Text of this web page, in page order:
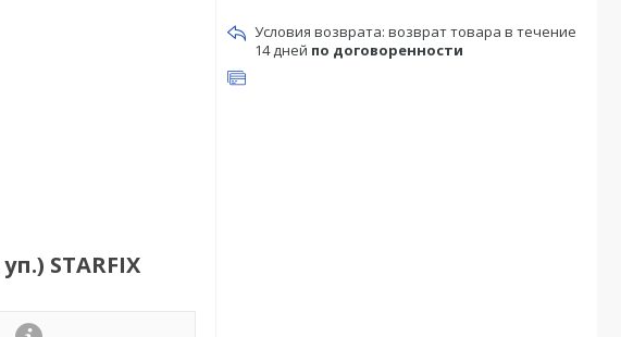
STARFIX
возврат товара в течение
14 дней по договоренности